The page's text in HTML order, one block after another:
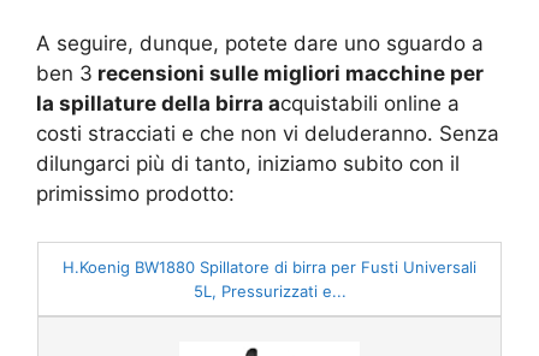
A seguire, dunque, potete dare uno sguardo a
ben 3 recensioni sulle migliori macchine per
la spillature della birra acquistabili online a
costi stracciati e che non vi deluderanno. Senza
dilungarci più di tanto, iniziamo subito con il
primissimo prodotto:
H.Koenig BW1880 Spillatore di birra per Fusti Universali
5L, Pressurizzati e...